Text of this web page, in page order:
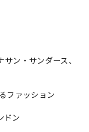
ン・サンダース、
ファッション
ドン